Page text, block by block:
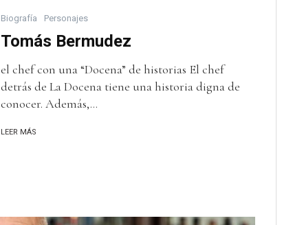
Biografía Personajes
Tomás Bermudez
el chef con una “Docena” de historias El chef
detrás de La Docena tiene una historia digna de
conocer. Además,...
LEER MÁS